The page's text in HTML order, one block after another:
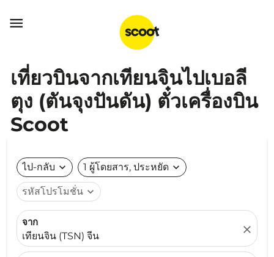

เที่ยวบินจากเทียนจินไปเบอลี
ตุง (ตันจุงปันดัน) ตั๋วเครื่องบิน
Scoot
ไป-กลับ expand_more 1 ผู้โดยสาร, ประหยัด expand_more
รหัสโปรโมชั่น expand_more
จาก
เทียนจิน (TSN) จีน
close